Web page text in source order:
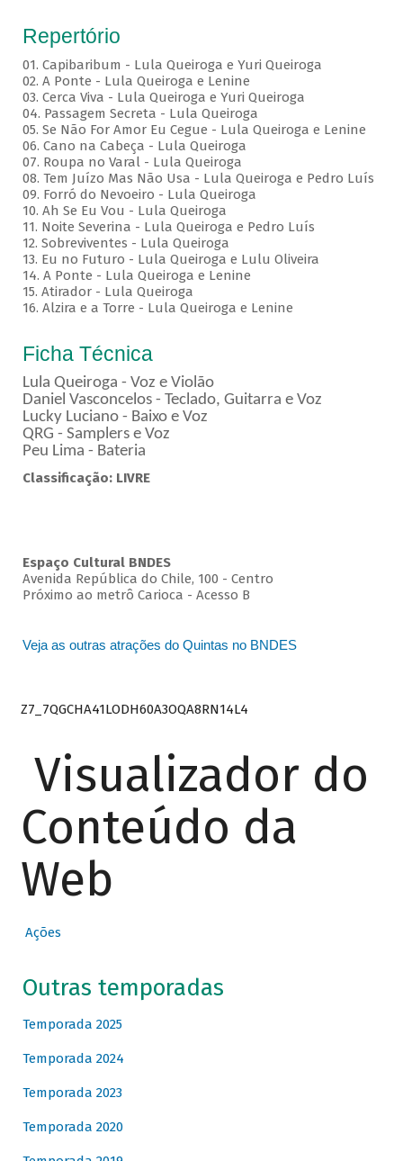
Repertório
01. Capibaribum - Lula Queiroga e Yuri Queiroga
02. A Ponte - Lula Queiroga e Lenine
03. Cerca Viva - Lula Queiroga e Yuri Queiroga
04. Passagem Secreta - Lula Queiroga
05. Se Não For Amor Eu Cegue - Lula Queiroga e Lenine
06. Cano na Cabeça - Lula Queiroga
07. Roupa no Varal - Lula Queiroga
08. Tem Juízo Mas Não Usa - Lula Queiroga e Pedro Luís
09. Forró do Nevoeiro - Lula Queiroga
10. Ah Se Eu Vou - Lula Queiroga
11. Noite Severina - Lula Queiroga e Pedro Luís
12. Sobreviventes - Lula Queiroga
13. Eu no Futuro - Lula Queiroga e Lulu Oliveira
14. A Ponte - Lula Queiroga e Lenine
15. Atirador - Lula Queiroga
16. Alzira e a Torre - Lula Queiroga e Lenine
Ficha Técnica
Lula Queiroga - Voz e Violão
Daniel Vasconcelos - Teclado, Guitarra e Voz
Lucky Luciano - Baixo e Voz
QRG - Samplers e Voz
Peu Lima - Bateria
Classificação: LIVRE
Espaço Cultural BNDES
Avenida República do Chile, 100 - Centro
Próximo ao metrô Carioca - Acesso B
Veja as outras atrações do Quintas no BNDES
Z7_7QGCHA41LODH60A3OQA8RN14L4
Visualizador do
Conteúdo da
Web
Ações
Outras temporadas
Temporada 2025
Temporada 2024
Temporada 2023
Temporada 2020